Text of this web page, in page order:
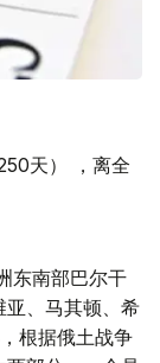
天） ，离全
东南部巴尔干
亚、马其顿、希
根据俄土战争